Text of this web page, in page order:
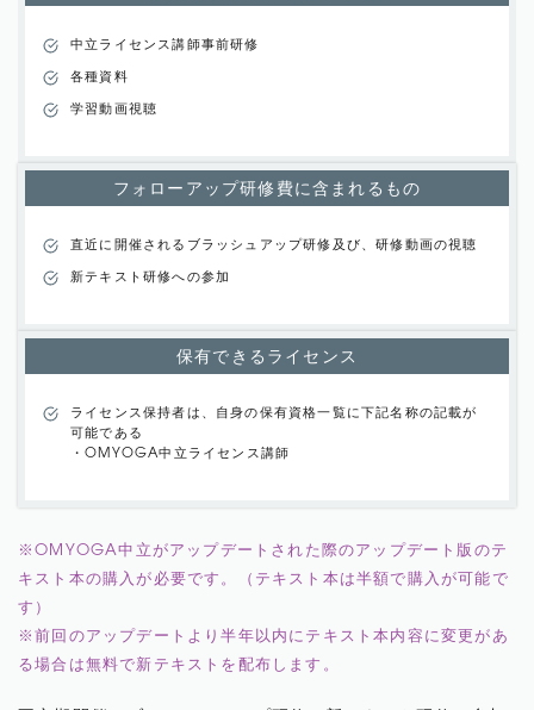
中立ライセンス講師事前研修
各種資料
学習動画視聴
フォローアップ研修費に含まれるもの
直近に開催されるブラッシュアップ研修及び、研修動画の視聴
新テキスト研修への参加
保有できるライセンス
ライセンス保持者は、自身の保有資格一覧に下記名称の記載が
可能である
・OMYOGA中立ライセンス講師
※OMYOGA中立がアップデートされた際のアップデート版のテ
キスト本の購入が必要です。（テキスト本は半額で購入が可能で
す）
※前回のアップデートより半年以内にテキスト本内容に変更があ
る場合は無料で新テキストを配布します。